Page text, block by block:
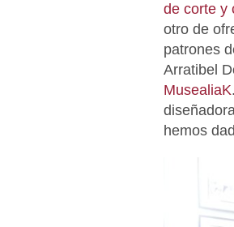
de corte y
otro de
patrones
Arratibel
MusealiaK
hemos